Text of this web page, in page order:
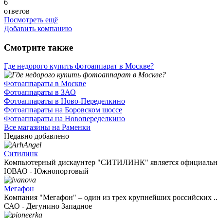
6
ответов
Посмотреть ещё
Добавить компанию
Смотрите также
Где недорого купить фотоаппарат в Москве?
Фотоаппараты в Москве
Фотоаппараты в ЗАО
Фотоаппараты в Ново-Переделкино
Фотоаппараты на Боровском шоссе
Фотоаппараты на Новопеределкино
Все магазины на Раменки
Недавно добавлено
Ситилинк
Компьютерный дискаунтер "СИТИЛИНК" является
ЮВАО - Южнопортовый
Мегафон
Компания "Мегафон" – один из трех крупнейших российских
САО - Дегунино Западное